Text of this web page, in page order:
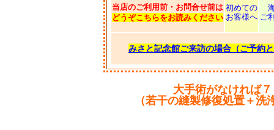
当店のご利用前・お問合せ前は
どうぞこちらをお読みください
初めての
お客様へ ご
みさと記念館ご来訪の場合（ご予約
大手術がなければ
（若干の縫製修復処置＋